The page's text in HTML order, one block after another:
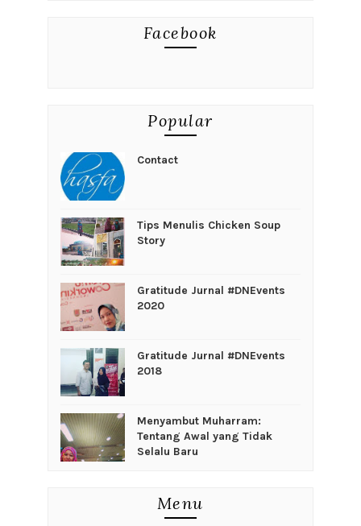
Facebook
Popular
Contact
Tips Menulis Chicken Soup
Story
Gratitude Jurnal #DNEvents
2020
Gratitude Jurnal #DNEvents
2018
Menyambut Muharram:
Tentang Awal yang Tidak
Selalu Baru
Menu